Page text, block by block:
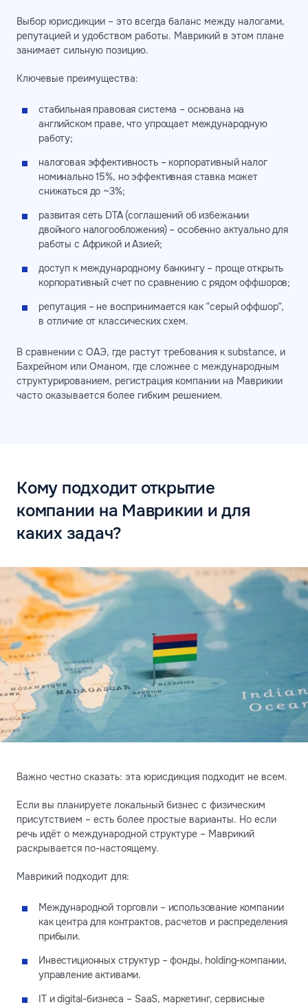
Выбор юрисдикции – это всегда баланс между налогами,
репутацией и удобством работы. Маврикий в этом плане
занимает сильную позицию.
Ключевые преимущества:
стабильная правовая система – основана на
английском праве, что упрощает международную
работу;
налоговая эффективность – корпоративный налог
номинально 15%, но эффективная ставка может
снижаться до ~3%;
развитая сеть DTA (соглашений об избежании
двойного налогообложения) – особенно актуально для
работы с Африкой и Азией;
доступ к международному банкингу – проще открыть
корпоративный счет по сравнению с рядом оффшоров;
репутация – не воспринимается как “серый оффшор”,
в отличие от классических схем.
В сравнении с ОАЭ, где растут требования к substance, и
Бахрейном или Оманом, где сложнее с международным
структурированием, регистрация компании на Маврикии
часто оказывается более гибким решением.
Кому подходит открытие
компании на Маврикии и для
каких задач?
Важно честно сказать: эта юрисдикция подходит не всем.
Если вы планируете локальный бизнес с физическим
присутствием – есть более простые варианты. Но если
речь идёт о международной структуре – Маврикий
раскрывается по-настоящему.
Маврикий подходит для:
Международной торговли – использование компании
как центра для контрактов, расчетов и распределения
прибыли.
Инвестиционных структур – фонды, holding-компании,
управление активами.
IT и digital-бизнеса – SaaS, маркетинг, сервисные